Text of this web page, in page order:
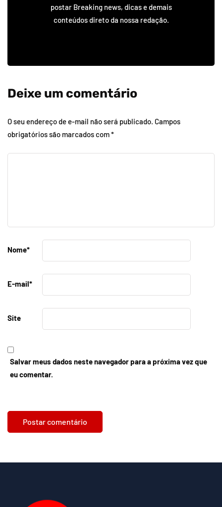
postar Breaking news, dicas e demais
conteúdos direto da nossa redação.
Deixe um comentário
O seu endereço de e-mail não será publicado. Campos
obrigatórios são marcados com*
Nome*
E-mail*
Site
Salvar meus dados neste navegador para a próxima vez que
eu comentar.